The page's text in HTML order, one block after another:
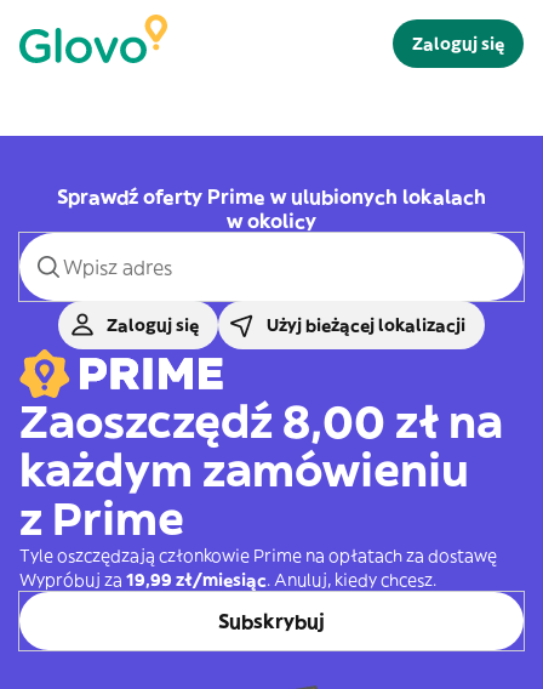
Zaloguj się
Sprawdź oferty Prime w ulubionych lokalach
w okolicy
Zaloguj się Użyj bieżącej lokalizacji
Zaoszczędź 8,00 zł na
każdym zamówieniu
z Prime
Tyle oszczędzają członkowie Prime na opłatach za dostawę
Wypróbuj za 19,99 zł/miesiąc. Anuluj, kiedy chcesz.
Subskrybuj